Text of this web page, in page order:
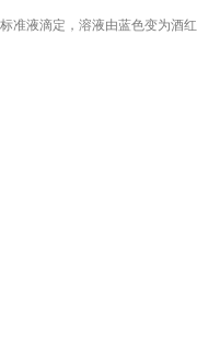
液滴定，溶液由蓝色变为酒